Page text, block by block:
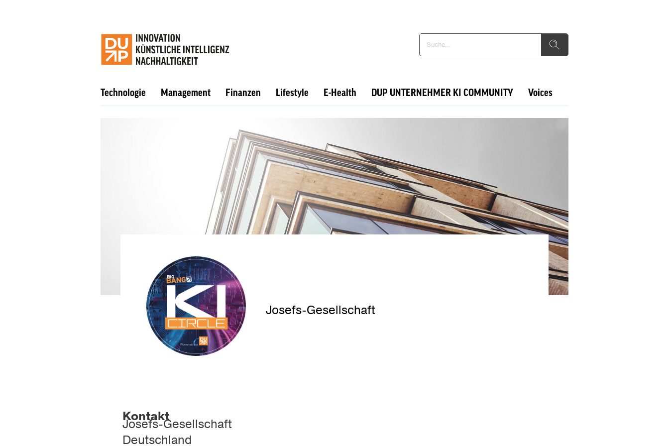
Technologie Management Finanzen Lifestyle E-Health DUP UNTERNEHMER KI COMMUNITY Voices
Josefs-Gesellschaft
Kontakt
Josefs-Gesellschaft
Deutschland